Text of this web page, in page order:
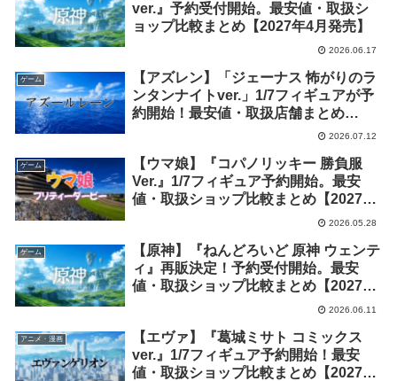
ver.』予約受付開始。最安値・取扱シ
ョップ比較まとめ【2027年4月発売】
2026.06.17
ゲーム
【アズレン】「ジェーナス 怖がりのラ
ンタンナイトver.」1/7フィギュアが予
約開始！最安値・取扱店舗まとめ
2026.07.12
ゲーム
【ウマ娘】『コパノリッキー 勝負服
Ver.』1/7フィギュア予約開始。最安
値・取扱ショップ比較まとめ【2027年
2026.05.28
ゲーム
【原神】『ねんどろいど 原神 ウェンテ
ィ』再販決定！予約受付開始。最安
値・取扱ショップ比較まとめ【2027年
2026.06.11
アニメ・漫画
【エヴァ】『葛城ミサト コミックス
ver.』1/7フィギュア予約開始！最安
値・取扱ショップ比較まとめ【2027年